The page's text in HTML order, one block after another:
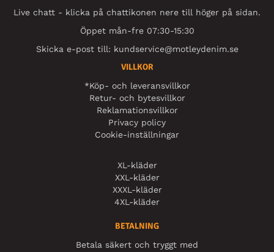
Live chatt - klicka på chattikonen nere till höger på sidan.
Öppet mån-fre 07:30-15:30
Skicka e-post till: kundservice@motleydenim.se
VILLKOR
*Köp- och leveransvillkor
Retur- och bytesvillkor
Reklamationsvillkor
Privacy policy
Cookie-inställningar
XL-kläder
XXL-kläder
XXXL-kläder
4XL-kläder
BETALNING
Betala säkert och tryggt med